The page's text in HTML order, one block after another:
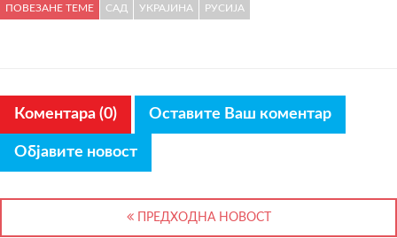
ПОВЕЗАНЕ ТЕМЕ САД УКРАЈИНА РУСИЈА
Коментара (0) Оставите Ваш коментар
Објавите новост
ПРЕДХОДНА НОВОСТ